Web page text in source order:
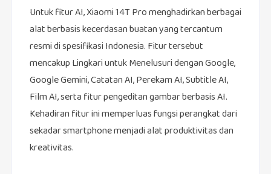
Untuk fitur AI, Xiaomi 14T Pro menghadirkan berbagai
alat berbasis kecerdasan buatan yang tercantum
resmi di spesifikasi Indonesia. Fitur tersebut
mencakup Lingkari untuk Menelusuri dengan Google,
Google Gemini, Catatan AI, Perekam AI, Subtitle AI,
Film AI, serta fitur pengeditan gambar berbasis AI.
Kehadiran fitur ini memperluas fungsi perangkat dari
sekadar smartphone menjadi alat produktivitas dan
kreativitas.